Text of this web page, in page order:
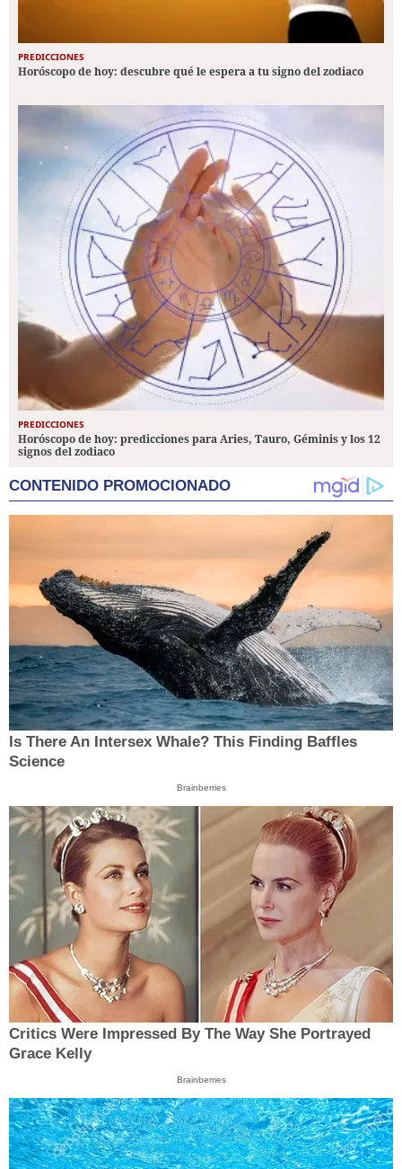
PREDICCIONES
Horóscopo de hoy: descubre qué le espera a tu signo del zodiaco
PREDICCIONES
Horóscopo de hoy: predicciones para Aries, Tauro, Géminis y los 12
signos del zodiaco
CONTENIDO PROMOCIONADO
Is There An Intersex Whale? This Finding Baffles
Science
Brainberries
Critics Were Impressed By The Way She Portrayed
Grace Kelly
Brainberries